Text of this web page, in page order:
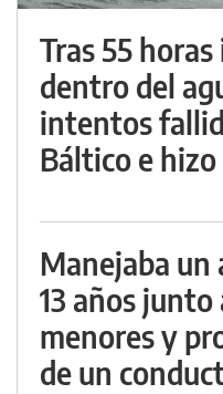
Tras 55
dentro del
intentos
Báltico e
Manejaba un
13 años
menores y
de un